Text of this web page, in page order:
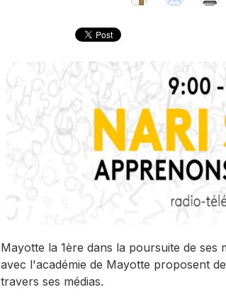
Mayotte la 1ère dans la poursuite de
avec l'académie de Mayotte proposent
travers ses médias.